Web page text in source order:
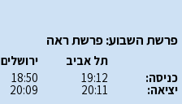
פרשת השבוע: פרשת ראה
כניסה:
יציאה:
תל אביב
19:12
20:11
ירושלים
18:50
20:09